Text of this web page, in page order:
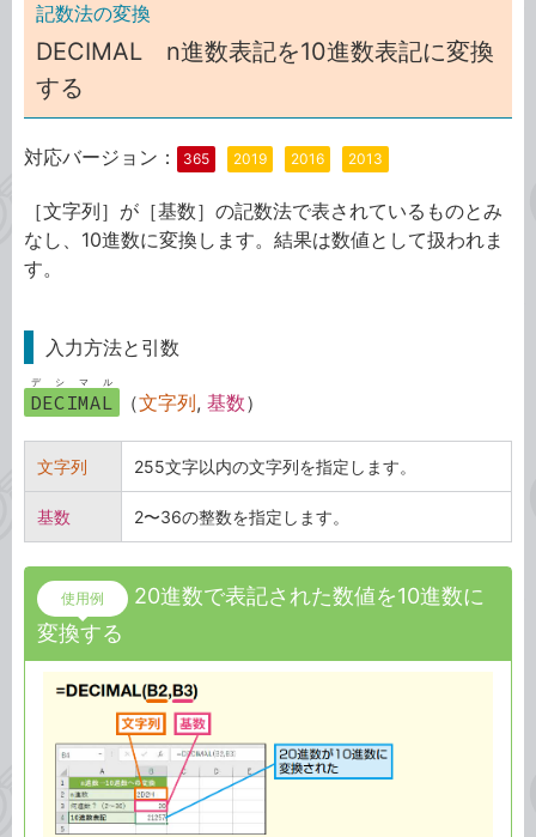
記数法の変換
DECIMAL n進数表記を10進数表記に変換
する
対応バージョン： 365 2019 2016 2013
［文字列］が［基数］の記数法で表されているものとみ
なし、10進数に変換します。結果は数値として扱われま
す。
入力方法と引数
DECIMAL
デシマル
（文字列, 基数）
文字列 255文字以内の文字列を指定します。
基数 2〜36の整数を指定します。
使用例
20進数で表記された数値を10進数に
変換する